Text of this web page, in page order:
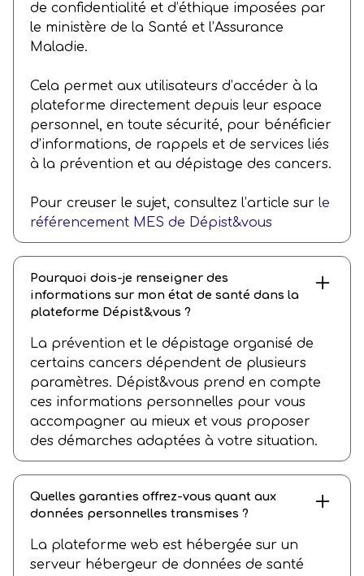
de confidentialité et d’éthique imposées par
le ministère de la Santé et l’Assurance
Maladie.
Cela permet aux utilisateurs d’accéder à la
plateforme directement depuis leur espace
personnel, en toute sécurité, pour bénéficier
d’informations, de rappels et de services liés
à la prévention et au dépistage des cancers.
Pour creuser le sujet, consultez l’article sur le
référencement MES de Dépist&vous
Pourquoi dois-je renseigner des
informations sur mon état de santé dans la
plateforme Dépist&vous ?
La prévention et le dépistage organisé de
certains cancers dépendent de plusieurs
paramètres. Dépist&vous prend en compte
ces informations personnelles pour vous
accompagner au mieux et vous proposer
des démarches adaptées à votre situation.
Quelles garanties offrez-vous quant aux
données personnelles transmises ?
La plateforme web est hébergée sur un
serveur hébergeur de données de santé